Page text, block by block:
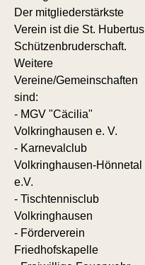
Der mitgliederstärkste
Verein ist die St. Hubertus
Schützenbruderschaft.
Weitere
Vereine/Gemeinschaften
sind:
- MGV "Cäcilia"
Volkringhausen e. V.
- Karnevalclub
Volkringhausen-Hönnetal
e.V.
- Tischtennisclub
Volkringhausen
- Förderverein
Friedhofskapelle